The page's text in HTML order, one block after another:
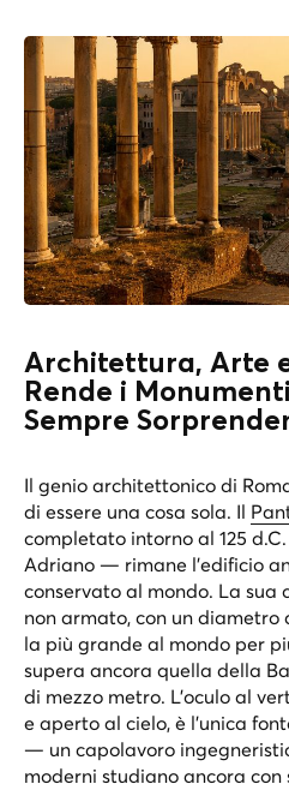
Architettura, Arte
Rende i
Sempre
Il genio architettonico di
di essere una cosa sola. Il
completato intorno al 125
Adriano — rimane l’edificio
conservato al mondo. La sua
non armato, con un diametro
la più grande al mondo per
supera ancora quella della
di mezzo metro. L’oculo al
e aperto al cielo, è l’unica
— un capolavoro
moderni studiano ancora con